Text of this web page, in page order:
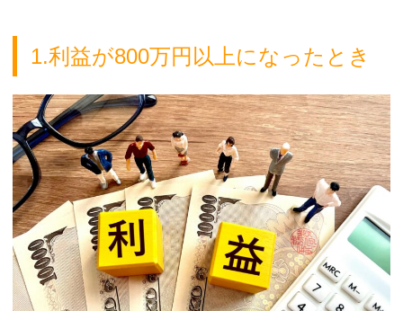
1.利益が800万円以上になったとき